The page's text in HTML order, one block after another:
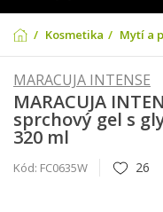
Kosmetika Mytí a
MARACUJA INTENSE
MARACUJA
sprchový gel s
320 ml
Kód: FC0635W 26